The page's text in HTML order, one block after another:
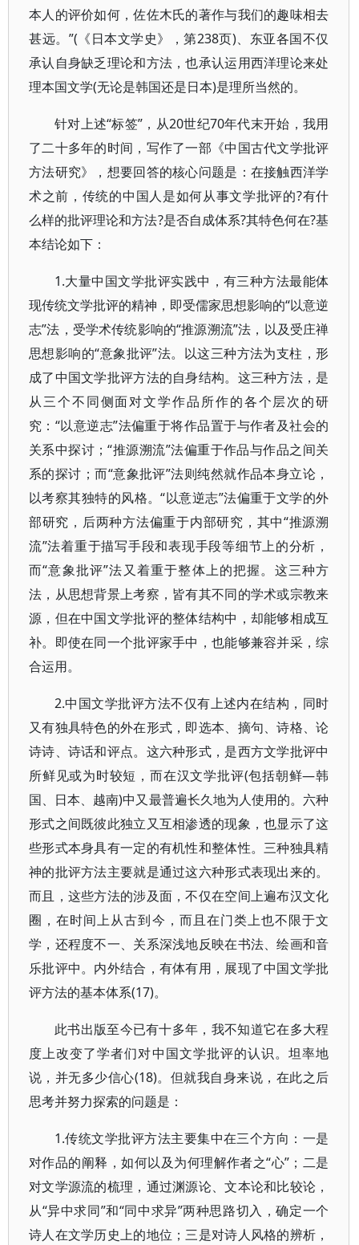
本人的评价如何，佐佐木氏的著作与我们的趣味相去
甚远。”(《日本文学史》，第238页)、东亚各国不仅
承认自身缺乏理论和方法，也承认运用西洋理论来处
理本国文学(无论是韩国还是日本)是理所当然的。
针对上述“标签”，从20世纪70年代末开始，我用
了二十多年的时间，写作了一部《中国古代文学批评
方法研究》，想要回答的核心问题是：在接触西洋学
术之前，传统的中国人是如何从事文学批评的?有什
么样的批评理论和方法?是否自成体系?其特色何在?基
本结论如下：
1.大量中国文学批评实践中，有三种方法最能体
现传统文学批评的精神，即受儒家思想影响的“以意逆
志”法，受学术传统影响的“推源溯流”法，以及受庄禅
思想影响的“意象批评”法。以这三种方法为支柱，形
成了中国文学批评方法的自身结构。这三种方法，是
从三个不同侧面对文学作品所作的各个层次的研
究：“以意逆志”法偏重于将作品置于与作者及社会的
关系中探讨；“推源溯流”法偏重于作品与作品之间关
系的探讨；而“意象批评”法则纯然就作品本身立论，
以考察其独特的风格。“以意逆志”法偏重于文学的外
部研究，后两种方法偏重于内部研究，其中“推源溯
流”法着重于描写手段和表现手段等细节上的分析，
而“意象批评”法又着重于整体上的把握。这三种方
法，从思想背景上考察，皆有其不同的学术或宗教来
源，但在中国文学批评的整体结构中，却能够相成互
补。即使在同一个批评家手中，也能够兼容并采，综
合运用。
2.中国文学批评方法不仅有上述内在结构，同时
又有独具特色的外在形式，即选本、摘句、诗格、论
诗诗、诗话和评点。这六种形式，是西方文学批评中
所鲜见或为时较短，而在汉文学批评(包括朝鲜—韩
国、日本、越南)中又最普遍长久地为人使用的。六种
形式之间既彼此独立又互相渗透的现象，也显示了这
些形式本身具有一定的有机性和整体性。三种独具精
神的批评方法主要就是通过这六种形式表现出来的。
而且，这些方法的涉及面，不仅在空间上遍布汉文化
圈，在时间上从古到今，而且在门类上也不限于文
学，还程度不一、关系深浅地反映在书法、绘画和音
乐批评中。内外结合，有体有用，展现了中国文学批
评方法的基本体系(17)。
此书出版至今已有十多年，我不知道它在多大程
度上改变了学者们对中国文学批评的认识。坦率地
说，并无多少信心(18)。但就我自身来说，在此之后
思考并努力探索的问题是：
1.传统文学批评方法主要集中在三个方向：一是
对作品的阐释，如何以及为何理解作者之“心”；二是
对文学源流的梳理，通过渊源论、文本论和比较论，
从“异中求同”和“同中求异”两种思路切入，确定一个
诗人在文学历史上的地位；三是对诗人风格的辨析，